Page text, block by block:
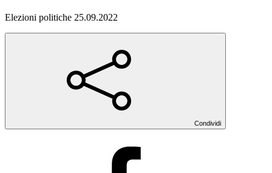
Elezioni politiche 25.09.2022
Condividi